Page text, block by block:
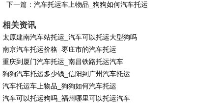
下一篇：汽车托运车上物品_狗狗如何汽车托运
相关资讯
太原建南汽车站托运_汽车可以托运大型狗吗
南京汽车托运价格_枣庄市的汽车托运
重庆到厦门汽车托运_南昌铁路托运汽车
狗狗汽车托运多少钱_信阳到广州汽车托运
汽车托运车上物品_狗狗如何汽车托运
汽车可以托运狗吗_福州哪里可以托运汽车